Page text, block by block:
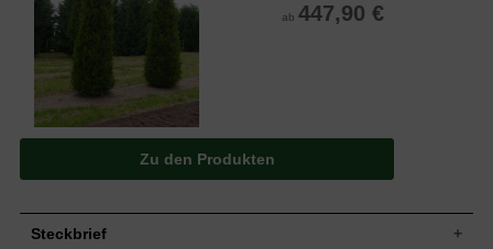
ab 447,90 €
Zu den Produkten
Steckbrief